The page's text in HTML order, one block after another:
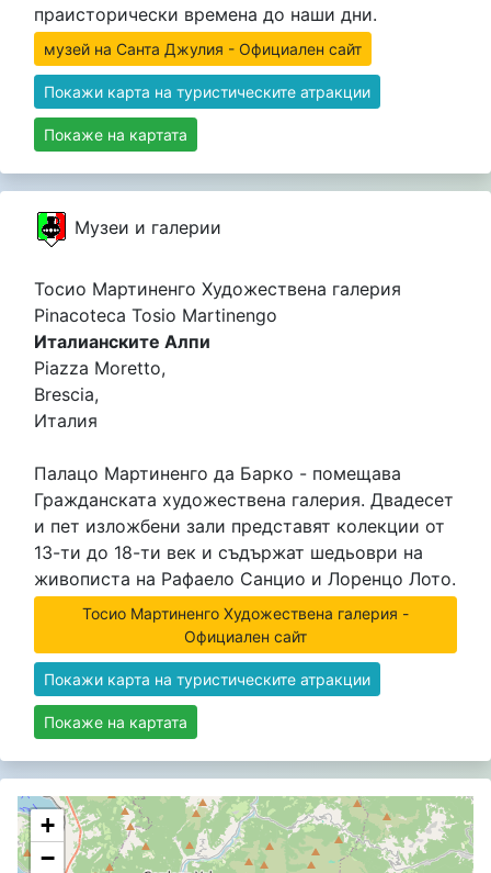
праисторически времена до наши дни.
музей на Санта Джулия - Официален сайт
Покажи карта на туристическите атракции
Покаже на картата
Музеи и галерии
Тосио Мартиненго Художествена галерия
Pinacoteca Tosio Martinengo
Италианските Алпи
Piazza Moretto,
Brescia,
Италия
Палацо Мартиненго да Барко - помещава
Гражданската художествена галерия. Двадесет
и пет изложбени зали представят колекции от
13-ти до 18-ти век и съдържат шедьоври на
живописта на Рафаело Санцио и Лоренцо Лото.
Тосио Мартиненго Художествена галерия -
Официален сайт
Покажи карта на туристическите атракции
Покаже на картата
+
−